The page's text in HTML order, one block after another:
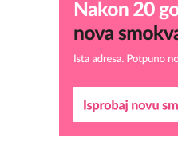
Liliana
Razgovaram :)